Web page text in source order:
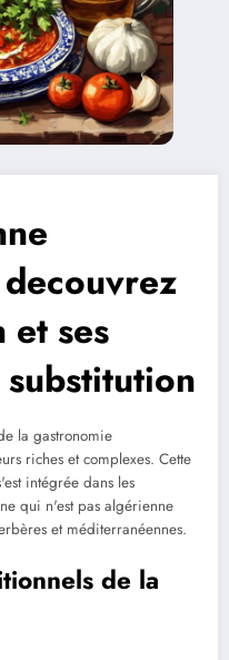
et ses
la gastronomie
riches et complexes. Cette
intégrée dans les
qui n'est pas algérienne
et méditerranéennes.
de la